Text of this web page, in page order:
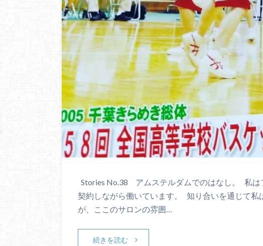
Stories No.38 アムステルダムでのはなし。 私は
契約しながら働いています。 知り合いを通じて私
が、ここのサロンの雰囲…
続きを読む